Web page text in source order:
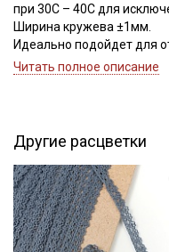
при 30С – 40С для
Ширина кружева ±1мм.
Идеально подойдет для
платьев, юбок, рукавов.
Цветопередача может
зависимости от настроек
партии тон кружева
Читать полное описание
Другие расцветки